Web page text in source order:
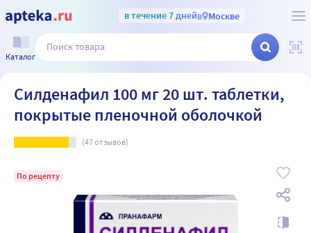
в течение 7 днейв Москве
Каталог
Силденафил 100 мг 20 шт. таблетки,
покрытые пленочной оболочкой
(47отзывов)
По рецепту